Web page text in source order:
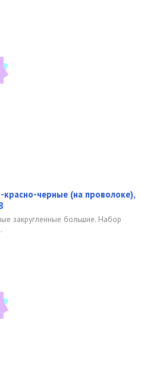
красно-черные (на проволоке),
закругленные большие. Набор